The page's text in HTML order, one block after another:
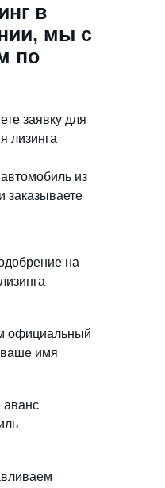
в
мы с
по
заявку для
лизинга
из
заказываете
на
официальный
ваше имя
аванс